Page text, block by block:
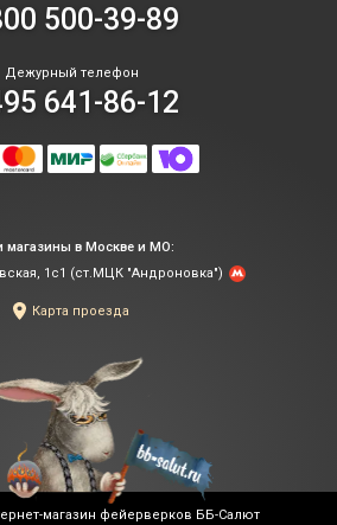
500-39-89
Дежурный телефон
641-86-12
магазины в Москве и МО:
1с1 (ст.МЦК "Андроновка")
Карта проезда
магазин фейерверков ББ-Салют